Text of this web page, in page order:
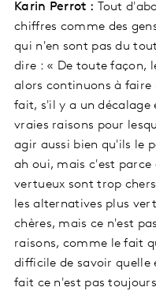
Karin Perrot : Tout
chiffres comme des
qui n'en sont pas du
dire : « De toute façon,
alors continuons à faire
fait, s'il y a un décalage
vraies raisons pour
agir aussi bien qu'ils le
ah oui, mais c'est parce
vertueux sont trop
les alternatives plus
chères, mais ce n'est
raisons, comme le fait
difficile de savoir quelle
fait ce n'est pas